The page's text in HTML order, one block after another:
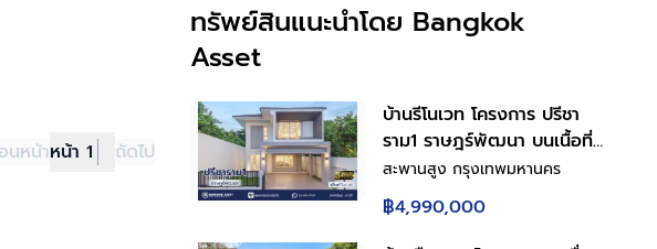
นหน้าหน้า 1 ถัดไป
ทรัพย์สินแนะนำโดย Bangkok
Asset
บ้านรีโนเวท โครงการ ปรีชา
ราม1 ราษฎร์พัฒนา บนเนื้อที่
43.5 ตร.ว. พื้นที่ใช้สอย
150.86 ตร.ม. ฟังก์ชันการใช้
งาน 4 ห้องนอน 3 ห้องน้ำ
สะพานสูง กรุงเทพมหานคร
฿4,990,000